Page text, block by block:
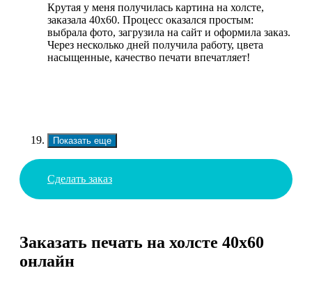
Крутая у меня получилась картина на холсте,
заказала 40х60. Процесс оказался простым:
выбрала фото, загрузила на сайт и оформила заказ.
Через несколько дней получила работу, цвета
насыщенные, качество печати впечатляет!
Показать еще
Сделать заказ
Заказать печать на холсте 40х60
онлайн